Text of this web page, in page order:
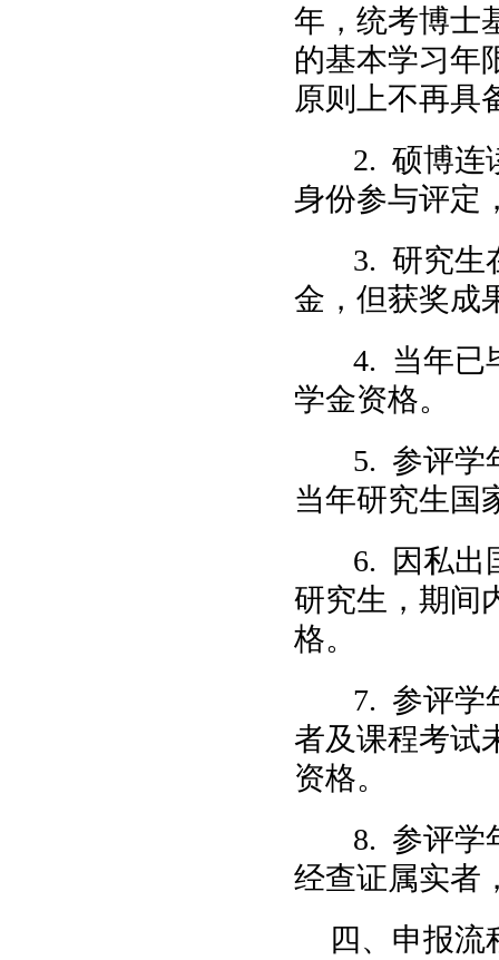
年，统考博士
的基本学习年
原则上不再具
2. 硕博连
身份参与评定
3. 研究生
金，但获奖成
4. 当年已
学金资格。
5. 参评学
当年研究生国
6. 因私出
研究生，期间
格。
7. 参评学
者及课程考试
资格。
8. 参评学
经查证属实者
四、申报流